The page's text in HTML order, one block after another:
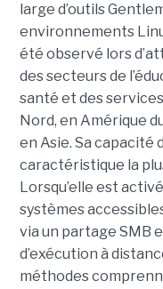
large d’outils
environnements
été observé lors
des secteurs de
santé et des
Nord, en Amérique
en Asie. Sa capacité
caractéristique la
Lorsqu’elle est
systèmes
via un partage SMB
d’exécution à
méthodes